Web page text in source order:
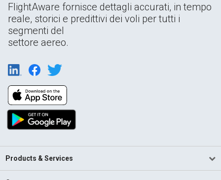
FlightAware fornisce dettagli accurati, in tempo
reale, storici e predittivi dei voli per tutti i
segmenti del
settore aereo.
Products & Services